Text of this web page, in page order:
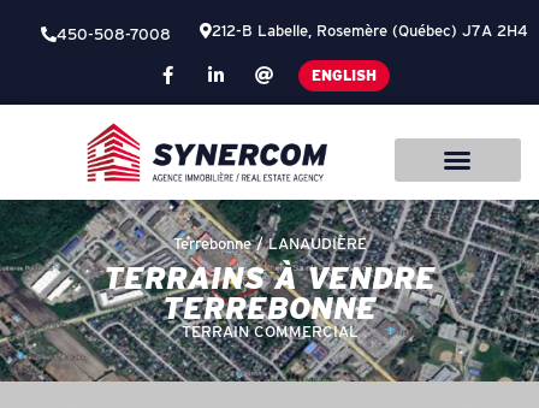
450-508-7008 212-B Labelle, Rosemère (Québec) J7A 2H4
ENGLISH
TERRAINS À VENDRE
TERREBONNE
TERRAIN COMMERCIAL
Terrebonne /LANAUDIÈRE